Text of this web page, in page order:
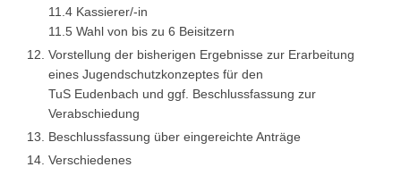
11.4 Kassierer/-in
11.5 Wahl von bis zu 6 Beisitzern
Vorstellung der bisherigen Ergebnisse zur Erarbeitung
eines Jugendschutzkonzeptes für den
TuS Eudenbach und ggf. Beschlussfassung zur
Verabschiedung
Beschlussfassung über eingereichte Anträge
Verschiedenes